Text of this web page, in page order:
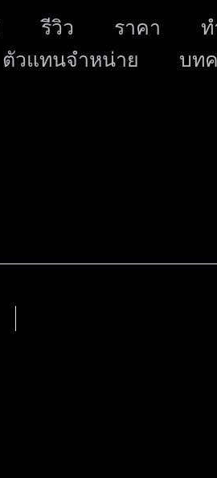
content
รีวิว ราคา
ท
ตัวแทนจำหน่าย บท